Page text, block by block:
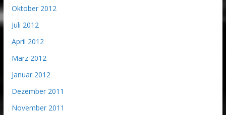
Oktober 2012
Juli 2012
April 2012
März 2012
Januar 2012
Dezember 2011
November 2011